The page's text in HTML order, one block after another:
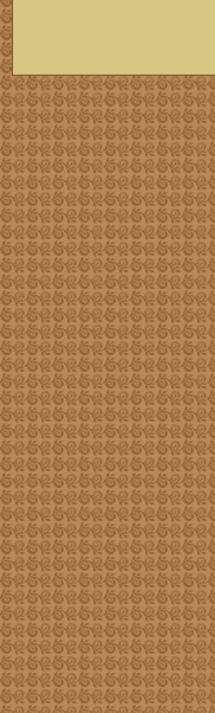
скачать mp3 бесплатно мп3,Россия,патриот,сохранение